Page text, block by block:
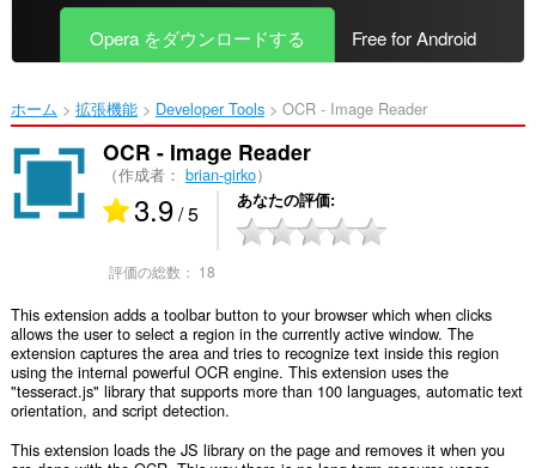
ツ
移
動
Opera をダウンロードする Free for Android
ホーム 拡張機能 Developer Tools OCR - Image Reader‎
OCR - Image Reader
（作成者： brian-girko）
3.9/ 5 あなたの評価
評価の総数： 18
This extension adds a toolbar button to your browser which when clicks
allows the user to select a region in the currently active window. The
extension captures the area and tries to recognize text inside this region
using the internal powerful OCR engine. This extension uses the
"tesseract.js" library that supports more than 100 languages, automatic text
orientation, and script detection.
This extension loads the JS library on the page and removes it when you